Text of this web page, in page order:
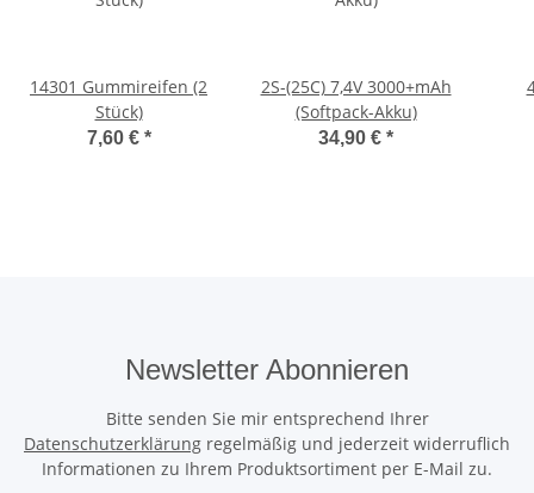
14301 Gummireifen (2
Stück)
7,60 € *
2S-(25C) 7,4V 3000+mAh
(Softpack-Akku)
34,90 € *
Newsletter Abonnieren
Bitte senden Sie mir entsprechend Ihrer
Datenschutzerklärung regelmäßig und jederzeit widerruflich
Informationen zu Ihrem Produktsortiment per E-Mail zu.